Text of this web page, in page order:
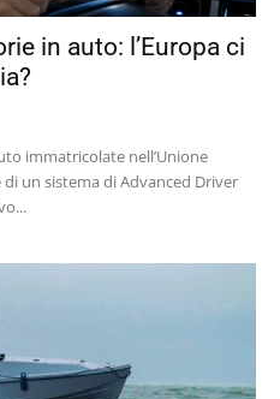
in auto: l’Europa ci
immatricolate nell’Unione
un sistema di Advanced Driver